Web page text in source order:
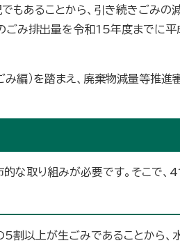
もあることから、引き続きごみ
ごみ排出量を令和15年度までに
編）を踏まえ、廃棄物減量等推
な取り組みが必要です。そこで、
割以上が生ごみであることから